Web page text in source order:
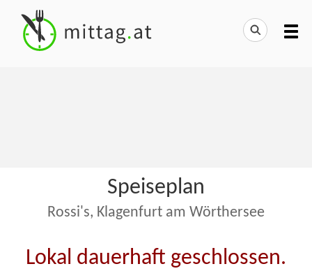
Speiseplan
Rossi's, Klagenfurt am Wörthersee
Lokal dauerhaft geschlossen.